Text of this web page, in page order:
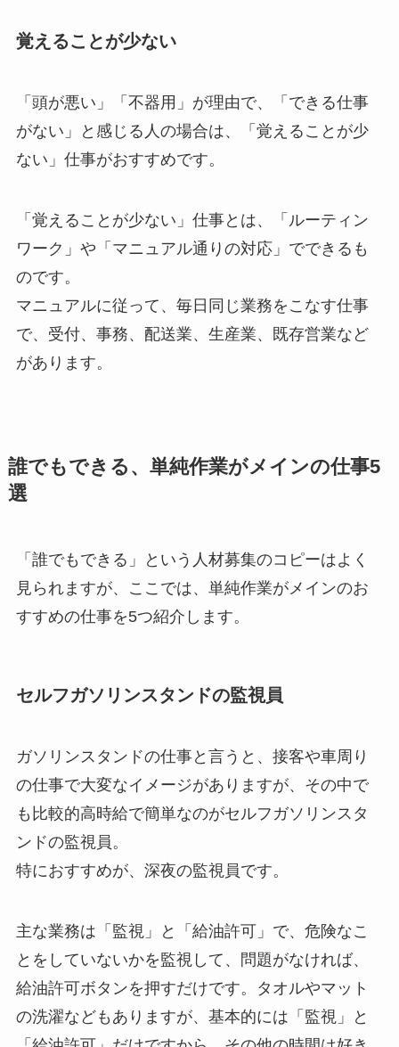
覚えることが少ない
「頭が悪い」「不器用」が理由で、「できる仕事
がない」と感じる人の場合は、「覚えることが少
ない」仕事がおすすめです。
「覚えることが少ない」仕事とは、「ルーティン
ワーク」や「マニュアル通りの対応」でできるも
のです。
マニュアルに従って、毎日同じ業務をこなす仕事
で、受付、事務、配送業、生産業、既存営業など
があります。
誰でもできる、単純作業がメインの仕事5
選
「誰でもできる」という人材募集のコピーはよく
見られますが、ここでは、単純作業がメインのお
すすめの仕事を5つ紹介します。
セルフガソリンスタンドの監視員
ガソリンスタンドの仕事と言うと、接客や車周り
の仕事で大変なイメージがありますが、その中で
も比較的高時給で簡単なのがセルフガソリンスタ
ンドの監視員。
特におすすめが、深夜の監視員です。
主な業務は「監視」と「給油許可」で、危険なこ
とをしていないかを監視して、問題がなければ、
給油許可ボタンを押すだけです。タオルやマット
の洗濯などもありますが、基本的には「監視」と